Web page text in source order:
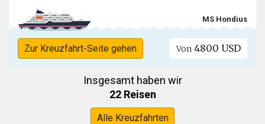
MS Hondius
Zur Kreuzfahrt-Seite gehen Von 4800 USD
Insgesamt haben wir
22 Reisen
Alle Kreuzfahrten